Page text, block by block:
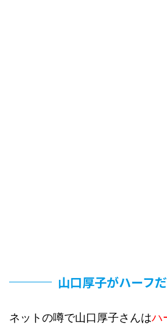
山口厚子がハーフ
ネットの噂で山口厚子さんはハ